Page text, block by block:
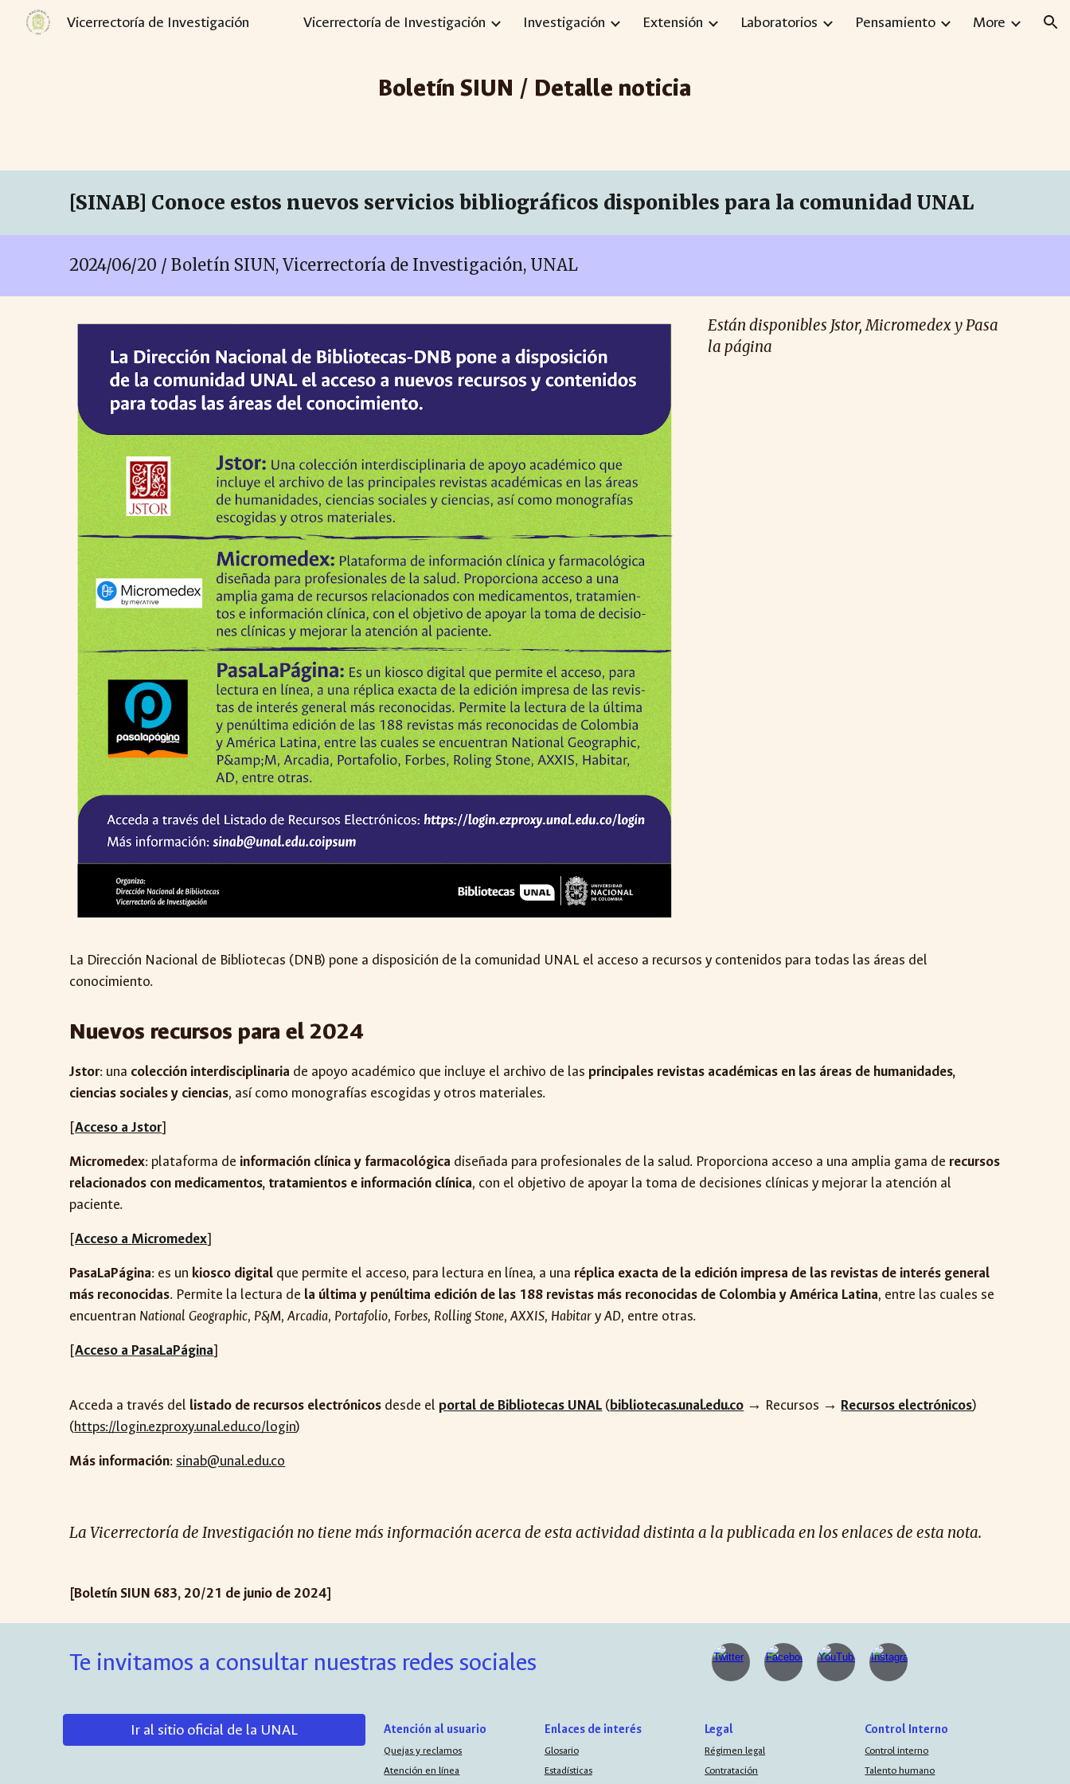
Skip to main content Skip to navigation
Vicerrectoría de Investigación Vicerrectoría de Investigación Investigación Extensión Laboratorios Pensamiento More
Boletín SIUN / Detalle noticia
[SINAB] Conoce estos nuevos servicios bibliográficos disponibles para la comunidad UNAL
2024/06/20 / Boletín SIUN, Vicerrectoría de Investigación, UNAL
Están disponibles Jstor, Micromedex y Pasa
la página
La Dirección Nacional de Bibliotecas (DNB) pone a disposición de la comunidad UNAL el acceso a recursos y contenidos para todas las áreas del
conocimiento.
Nuevos recursos para el 2024
Jstor: una colección interdisciplinaria de apoyo académico que incluye el archivo de las principales revistas académicas en las áreas de humanidades,
ciencias sociales y ciencias, así como monografías escogidas y otros materiales.
[Acceso a Jstor]
Micromedex: plataforma deinformación clínica y farmacológica diseñada para profesionales de la salud. Proporciona acceso a una amplia gama de recursos
relacionados con medicamentos, tratamientos e información clínica, con el objetivo de apoyar la toma de decisiones clínicas y mejorar la atención al
paciente.
[Acceso aMicromedex]
PasaLaPágina: es un kiosco digital que permite el acceso, para lectura en línea, a una réplica exacta de la edición impresa de las revistas de interés general
más reconocidas. Permite la lectura de la última y penúltima edición de las 188 revistas más reconocidas de Colombia y América Latina, entre las cuales se
encuentran National Geographic, P&M,Arcadia, Portafolio, Forbes, Rolling Stone,AXXIS, HabitaryAD, entre otras.
[Acceso a PasaLaPágina]
Acceda a través del listado de recursos electrónicos desde el portal de Bibliotecas UNAL (bibliotecas.unal.edu.co → Recursos → Recursos electrónicos)
(https://login.ezproxy.unal.edu.co/login)
Más información: sinab@unal.edu.co
La Vicerrectoría de Investigación no tiene más información acerca de estaactividaddistinta a la publicada en los enlaces de esta nota.
[Boletín SIUN 683, 20/21 de junio de 2024]
Te invitamos a consultar nuestras redes sociales
Ir al sitio oficial de la UNAL Atención al usuario
Quejas y reclamos
Atención en línea
Enlaces de interés
Glosario
Estadísticas
Legal
Régimen legal
Contratación
Control Interno
Control interno
Talento humano